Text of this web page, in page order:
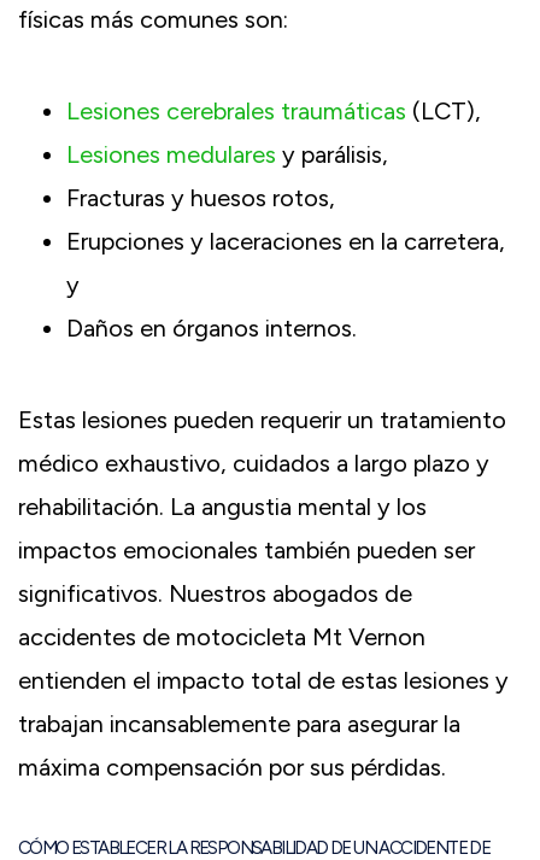
físicas más comunes son:
Lesiones cerebrales traumáticas (LCT),
Lesiones medulares y parálisis,
Fracturas y huesos rotos,
Erupciones y laceraciones en la carretera,
y
Daños en órganos internos.
Estas lesiones pueden requerir un tratamiento
médico exhaustivo, cuidados a largo plazo y
rehabilitación. La angustia mental y los
impactos emocionales también pueden ser
significativos. Nuestros abogados de
accidentes de motocicleta Mt Vernon
entienden el impacto total de estas lesiones y
trabajan incansablemente para asegurar la
máxima compensación por sus pérdidas.
CÓMO ESTABLECER LA RESPONSABILIDAD DE UN ACCIDENTE DE